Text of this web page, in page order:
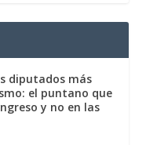
diputados más
el puntano que
y no en las